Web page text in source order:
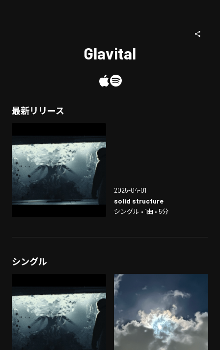
Glavital
最新リリース
2025-04-01
solid structure
シングル • 1曲 • 5分
シングル